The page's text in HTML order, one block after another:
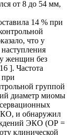
от 8 до 54 мм,
14 % при
что у
женщин без
]. Частота
при
группой
диаметр миомы
и обнаружил
ЭКО (ОР =
клинической